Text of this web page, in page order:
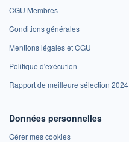
CGU Membres
Conditions générales
Mentions légales et CGU
Politique d'exécution
Rapport de meilleure sélection 2024
Données personnelles
Gérer mes cookies